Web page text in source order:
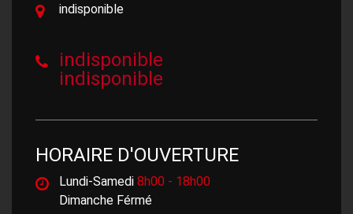
indisponible
indisponible
indisponible
HORAIRE D'OUVERTURE
Lundi-Samedi 8h00 - 18h00
Dimanche Férmé